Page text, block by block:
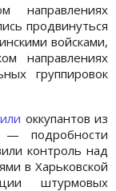
направлениях
продвинуться
войсками,
направлениях
группировок
оккупантов из
— подробности
контроль над
в Харьковской
штурмовых